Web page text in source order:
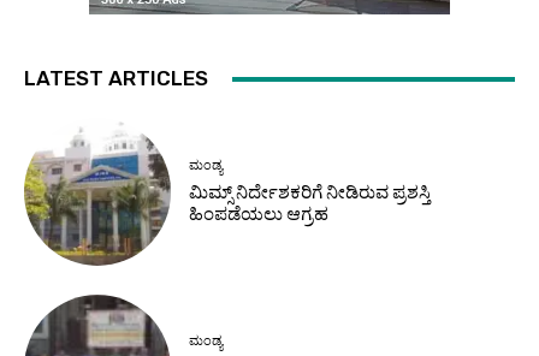
LATEST ARTICLES
ಮಂಡ್ಯ
ಮಿಮ್ಸ್ ನಿರ್ದೇಶಕರಿಗೆ ನೀಡಿರುವ ಪ್ರಶಸ್ತಿ
ಹಿಂಪಡೆಯಲು ಆಗ್ರಹ
ಮಂಡ್ಯ